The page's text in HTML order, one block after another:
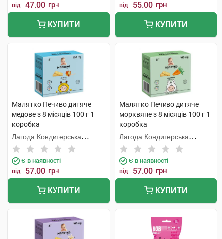
від 47.00 грн
КУПИТИ
від 55.00 грн
КУПИТИ
Малятко Печиво дитяче
медове з 8 місяців 100 г 1
коробка
Лагода Кондитерська
Фабрика
Є в наявності
від 57.00 грн
КУПИТИ
Малятко Печиво дитяче
морквяне з 8 місяців 100 г 1
коробка
Лагода Кондитерська
Фабрика
Є в наявності
від 57.00 грн
КУПИТИ